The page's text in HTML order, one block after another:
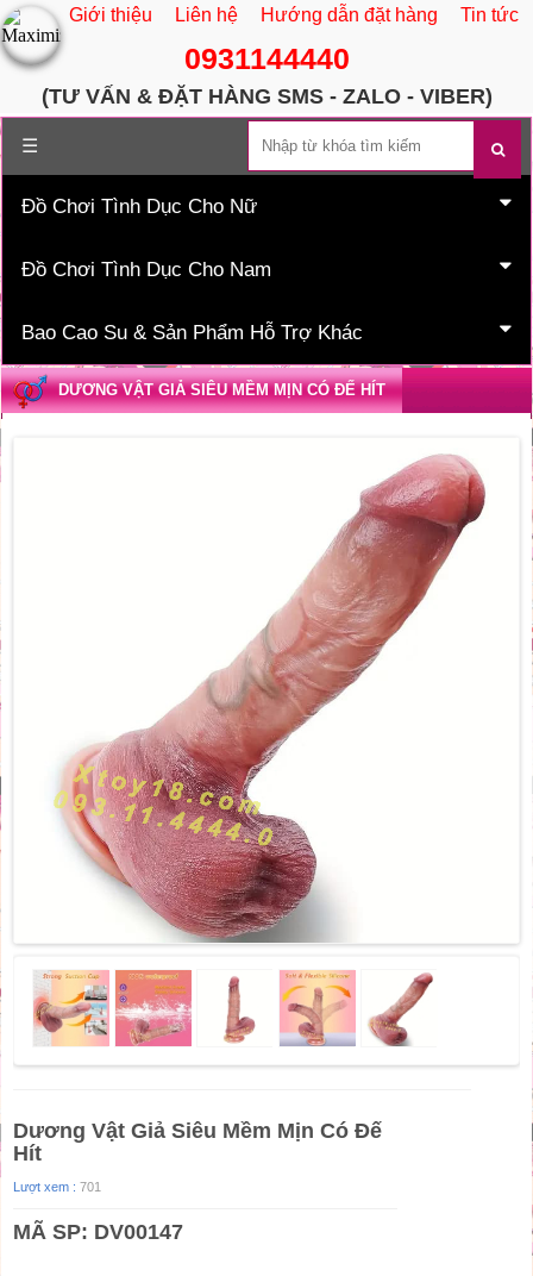
Giới thiệu Liên hệ Hướng dẫn đặt hàng Tin tức
0931144440
(TƯ VẤN & ĐẶT HÀNG SMS - ZALO - VIBER)
☰
Trang chủ
Đồ Chơi Tình Dục Cho Nữ
Đồ Chơi Tình Dục Cho Nam
Bao Cao Su & Sản Phẩm Hỗ Trợ Khác
DƯƠNG VẬT GIẢ SIÊU MỀM MỊN CÓ ĐẾ HÍT
Dương Vật Giả Siêu Mềm Mịn Có Đế
Hít
Lượt xem : 701
MÃ SP: DV00147